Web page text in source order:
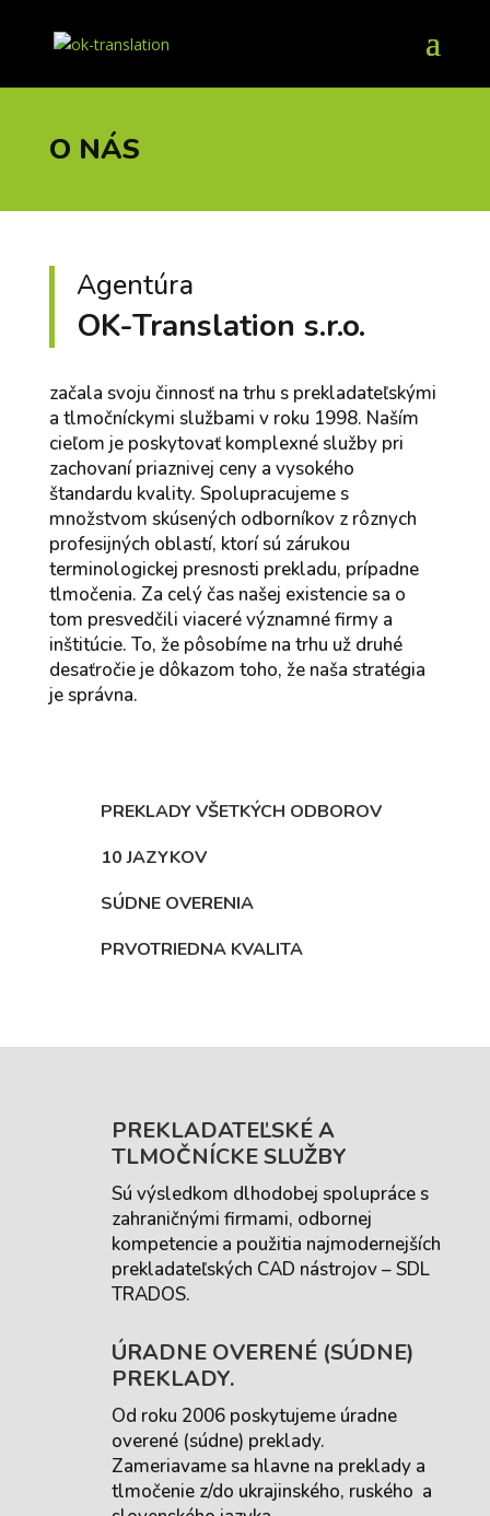
O NÁS
Agentúra
OK-Translation s.r.o.
začala svoju činnosť na trhu s prekladateľskými
a tlmočníckymi službami v roku 1998. Naším
cieľom je poskytovať komplexné služby pri
zachovaní priaznivej ceny a vysokého
štandardu kvality. Spolupracujeme s
množstvom skúsených odborníkov z rôznych
profesijných oblastí, ktorí sú zárukou
terminologickej presnosti prekladu, prípadne
tlmočenia. Za celý čas našej existencie sa o
tom presvedčili viaceré významné firmy a
inštitúcie. To, že pôsobíme na trhu už druhé
desaťročie je dôkazom toho, že naša stratégia
je správna.
PREKLADY VŠETKÝCH ODBOROV
10 JAZYKOV
SÚDNE OVERENIA
PRVOTRIEDNA KVALITA
PREKLADATEĽSKÉ A
TLMOČNÍCKE SLUŽBY
Sú výsledkom dlhodobej spolupráce s
zahraničnými firmami, odbornej
kompetencie a použitia najmodernejších
prekladateľských CAD nástrojov – SDL
TRADOS.
ÚRADNE OVERENÉ (SÚDNE)
PREKLADY.
Od roku 2006 poskytujeme úradne
overené (súdne) preklady.
Zameriavame sa hlavne na preklady a
tlmočenie z/do ukrajinského, ruského a